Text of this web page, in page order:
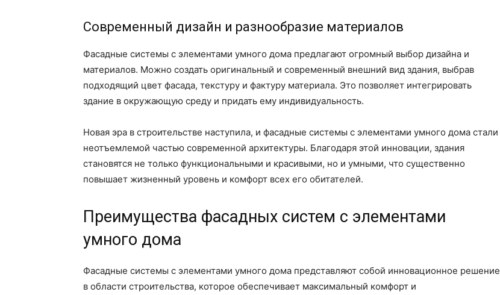
Современный дизайн и разнообразие материалов
Фасадные системы с элементами умного дома предлагают огромный выбор дизайна и
материалов. Можно создать оригинальный и современный внешний вид здания, выбрав
подходящий цвет фасада, текстуру и фактуру материала. Это позволяет интегрировать
здание в окружающую среду и придать ему индивидуальность.
Новая эра в строительстве наступила, и фасадные системы с элементами умного дома стали
неотъемлемой частью современной архитектуры. Благодаря этой инновации, здания
становятся не только функциональными и красивыми, но и умными, что существенно
повышает жизненный уровень и комфорт всех его обитателей.
Преимущества фасадных систем с элементами
умного дома
Фасадные системы с элементами умного дома представляют собой инновационное решение
в области строительства, которое обеспечивает максимальный комфорт и